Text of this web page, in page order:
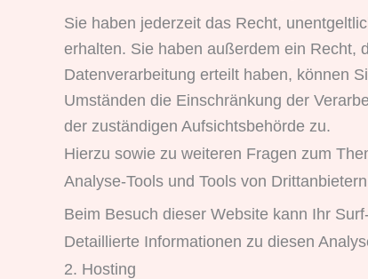
Sie haben jederzeit das Recht,
erhalten. Sie haben außerdem ein Recht,
Datenverarbeitung erteilt haben, können
Umständen die Einschränkung der
der zuständigen Aufsichtsbehörde zu.
Hierzu sowie zu weiteren Fragen zum
Analyse-Tools und Tools von Dritt­anbietern
Beim Besuch dieser Website kann Ihr
Detaillierte Informationen zu diesen
2. Hosting